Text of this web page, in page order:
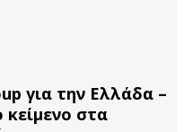
για την Ελλάδα –
στα